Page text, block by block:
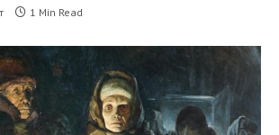
1 Min Read